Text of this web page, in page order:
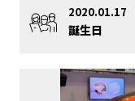
2020.01.17
誕生日